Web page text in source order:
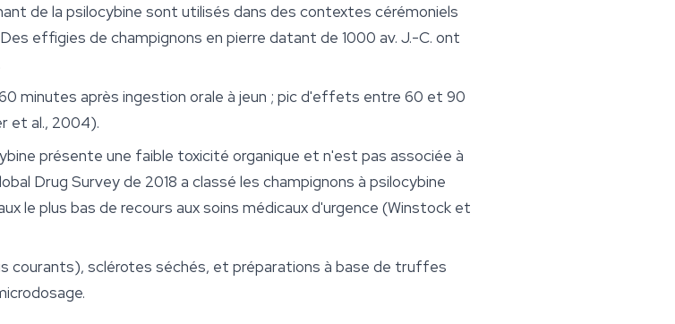
de la psilocybine sont utilisés dans des contextes cérémoniels
effigies de champignons en pierre datant de 1000 av. J.-C. ont
minutes après ingestion orale à jeun ; pic d'effets entre 60 et 90
et al., 2004).
présente une faible toxicité organique et n'est pas associée à
Drug Survey de 2018 a classé les champignons à psilocybine
le plus bas de recours aux soins médicaux d'urgence (Winstock et
courants), sclérotes séchés, et préparations à base de truffes